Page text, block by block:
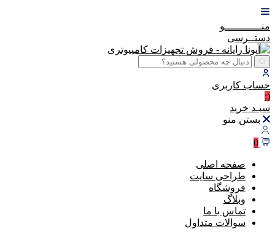
منــــــــــــو
دستــرسی
حساب کاربری
(:
سبـد خرید
بستن منو
0
صفحه اصلی
طراحی سایت
فروشگاه
وبلاگ
تماس با ما
سوالات متداول